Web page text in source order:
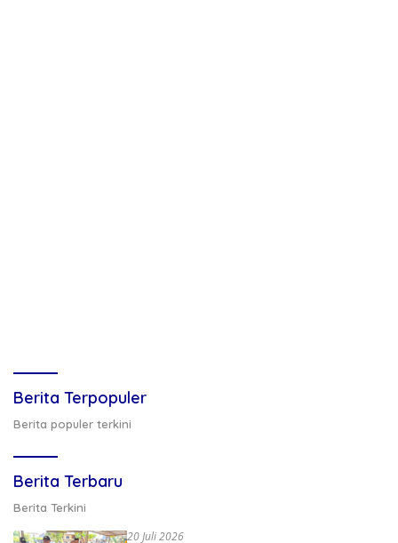
Berita Terpopuler
Berita populer terkini
Berita Terbaru
Berita Terkini
20 Juli 2026